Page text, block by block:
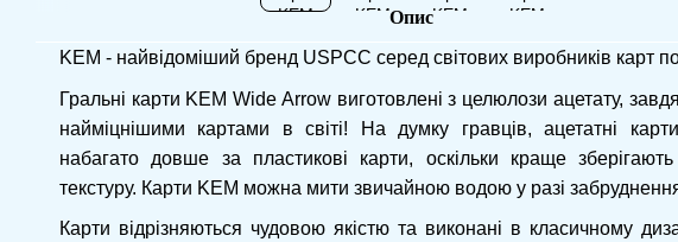
Опис
KEM - найвідоміший бренд USPCC серед світових виробників карт
Гральні карти KEM Wide Arrow виготовлені з целюлози ацетату,
найміцнішими картами в світі! На думку гравців, ацетатні
набагато довше за пластикові карти, оскільки краще
текстуру. Карти KEM можна мити звичайною водою у разі
Карти відрізняються чудовою якістю та виконані в класичному